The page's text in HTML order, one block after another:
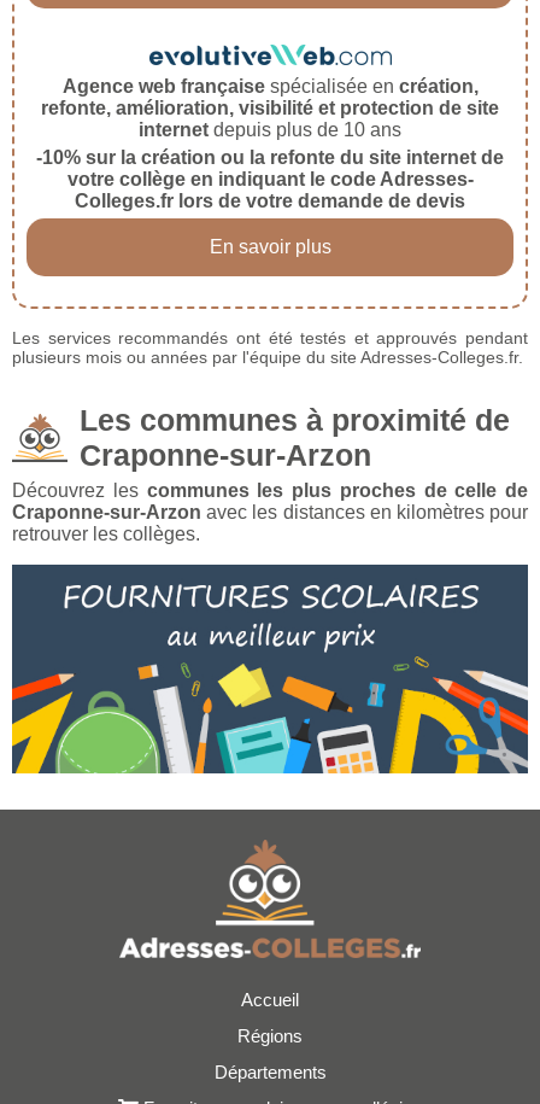
Agence web françaisespécialisée en création,
refonte, amélioration, visibilité et protection de site
internet depuis plus de 10 ans
-10% sur la création ou la refonte du site internet de
votre collège en indiquant le code Adresses-
Colleges.fr lors de votre demande de devis
En savoir plus
Les services recommandés ont été testés et approuvés pendant
plusieurs mois ou années par l'équipe du site Adresses-Colleges.fr.
Les communes à proximité de
Craponne-sur-Arzon
Découvrez les communes les plus proches de celle de
Craponne-sur-Arzon avec les distances en kilomètres pour
retrouver les collèges.
Accueil
Régions
Départements